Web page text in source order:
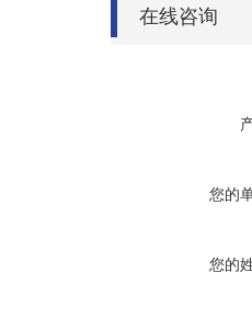
在线咨询
您的
您的